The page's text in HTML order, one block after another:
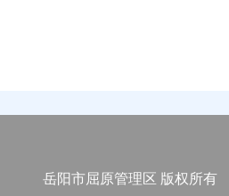
岳阳市屈原管理区 版权所有